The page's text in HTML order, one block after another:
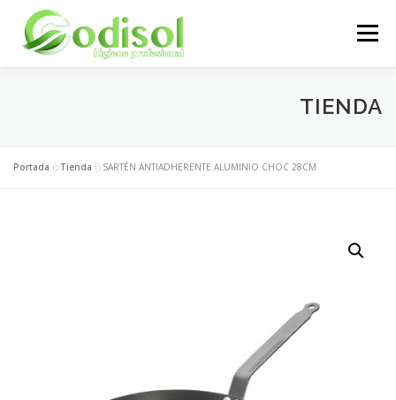
contenido
Menú
ÁREA CLIENTES CONTACTO
TIENDA
Portada »Tienda »SARTÉN ANTIADHERENTE ALUMINIO CHOC 28CM